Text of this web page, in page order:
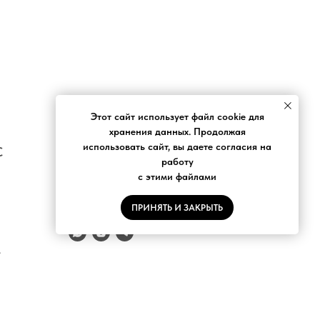
Этот сайт использует файл cookie для
хранения данных. Продолжая
использовать сайт, вы даете согласия на
работу
с этими файлами
ПРИНЯТЬ И ЗАКРЫТЬ
НОВОСТНАЯ РАССЫЛКА